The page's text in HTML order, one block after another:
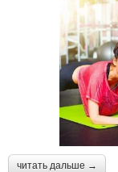
читать дальше →